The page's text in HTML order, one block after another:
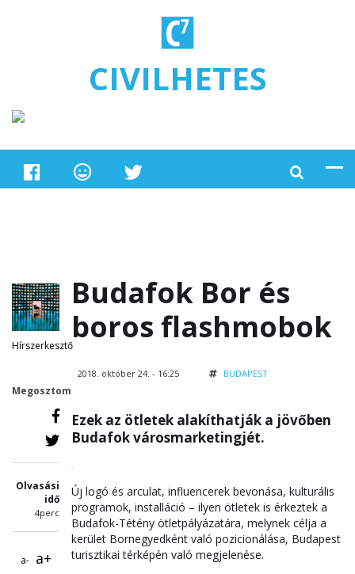
CIVILHETES
Hírszerkesztő
Megosztom
Olvasási
idő
4perc
a- a+
Budafok Bor és
boros flashmobok
2018. október 24. - 16:25 BUDAPEST
Ezek az ötletek alakíthatják a jövőben
Budafok városmarketingjét.
Új logó és arculat, influencerek bevonása, kulturális
programok, installáció – ilyen ötletek is érkeztek a
Budafok-Tétény ötletpályázatára, melynek célja a
kerület Bornegyedként való pozicionálása, Budapest
turisztikai térképén való megjelenése.